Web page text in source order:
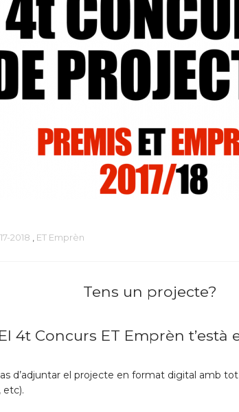
2018 ET Emprèn
Tens un projecte?
El 4t Concurs ET Emprèn t’està
d’adjuntar el projecte en format digital amb
etc).